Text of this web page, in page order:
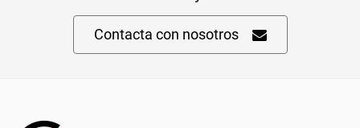
Contacta con nosotros